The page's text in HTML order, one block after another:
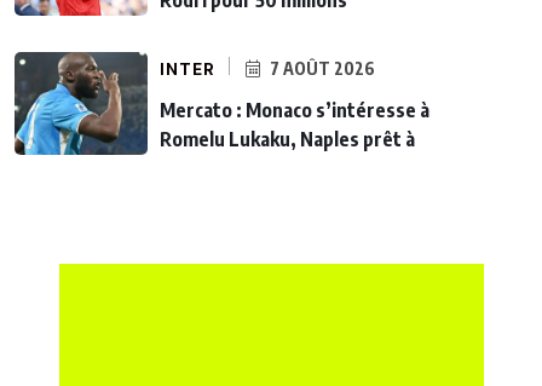
INTER 7 AOÛT 2026
Mercato : Monaco s’intéresse à
Romelu Lukaku, Naples prêt à